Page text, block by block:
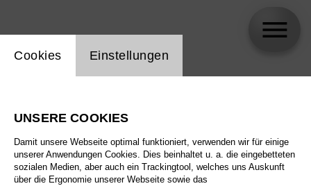
Einstellung Website Cookie
Cookies Einstellungen
UNSERE COOKIES
Damit unsere Webseite optimal funktioniert, verwenden wir für einige
unserer Anwendungen Cookies. Dies beinhaltet u. a. die eingebetteten
sozialen Medien, aber auch ein Trackingtool, welches uns Auskunft
über die Ergonomie unserer Webseite sowie das